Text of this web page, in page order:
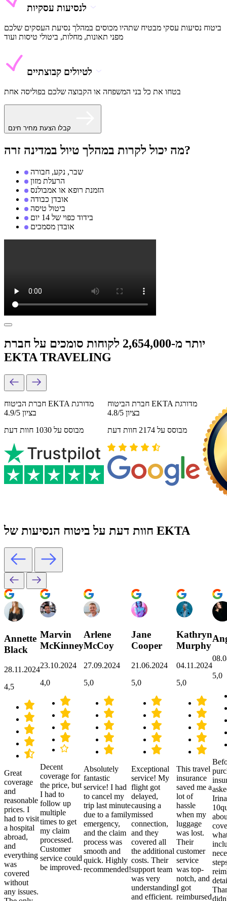
לנסיעות עסקיות
ביטוח נסיעות עסקי מבטיח שתהיו מכוסים במהלך נסיעת העסקים שלכם
מפני תאונות, מחלות, ביטולי טיסות ועוד
לטיולים קבוצתיים
בטחו את כל בני המשפחה או הקבוצה שלכם בפוליסה אחת
קבלו הצעת מחיר חינם
מה יכול לקרות במהלך טיול במדינה זרה?
שבר, נקע, חבורה
הרעלת מזון
הזמנת רופא או אמבולנס
אובדן כבודה
ביטול טיסה
בידוד כפוי של 14 יום
אובדן מסמכים
יותר מ-2,654,000 לקוחות סומכים על חברת
EKTA TRAVELING
חברת הביטוח EKTA מדורגת
בציון 4.9/5
מבוסס על 1030 חוות דעת
חברת הביטוח EKTA מדורגת
בציון 4.8/5
מבוסס על 2174 חוות דעת
חוות דעת על ביטוח הנסיעות של EKTA
Annette
Black
28.11.2024
4,5
Great
coverage
and
reasonable
prices. I
had to visit
a hospital
abroad,
and
everything
was
covered
without
any issues.
Marvin
McKinney
23.10.2024
4,0
Decent
coverage for
the price, but
I had to
follow up
multiple
times to get
my claim
processed.
Customer
service could
be improved.
Arlene
McCoy
27.09.2024
5,0
Absolutely
fantastic
service! I had
to cancel my
trip last minute
due to a family
emergency,
and the claim
process was
smooth and
quick. Highly
recommended!
Jane
Cooper
21.06.2024
5,0
Exceptional
service! My
flight got
delayed,
causing a
missed
connection,
and they
covered all
the additional
costs. Their
support team
was very
understanding
and efficient.
Kathryn
Murphy
04.11.2024
5,0
This travel
insurance
saved me a
lot of
hassle
when my
luggage
was lost.
Their
customer
service
was top-
notch, and
I got
reimbursed
5,0